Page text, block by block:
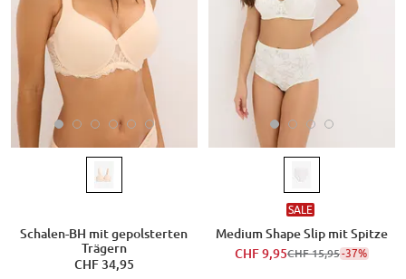
Schalen-BH mit gepolsterten
Trägern
CHF 34,95
SALE
Medium Shape Slip mit Spitze
CHF 9,95CHF 15,95-37%